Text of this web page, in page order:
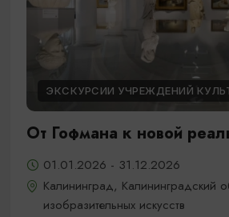
ЭКСКУРСИИ УЧРЕЖДЕНИЙ
От Гофмана к новой
01.01.2026 - 31.12.2026
Калининград, Калининградский
изобразительных искусств